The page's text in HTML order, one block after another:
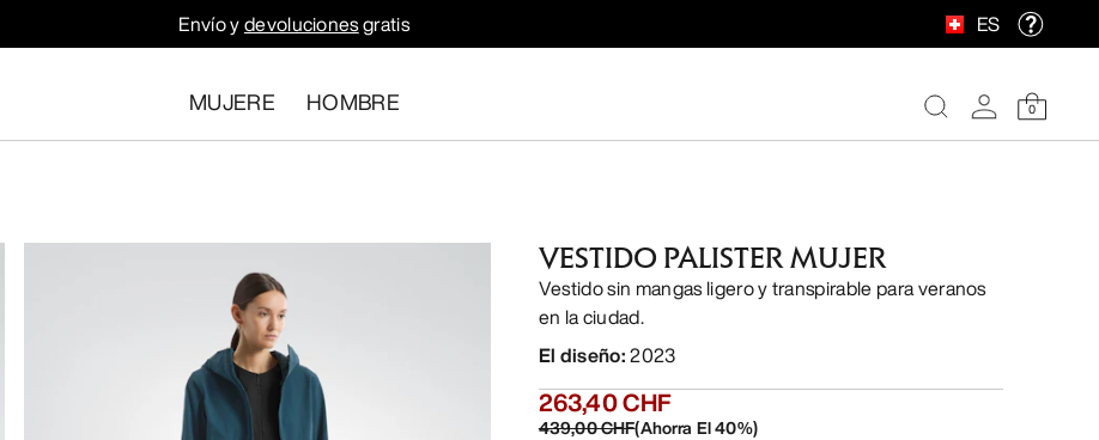
Envío ydevolucionesgratis ES
MUJERE HOMBRE 0
VESTIDO PALISTER MUJER
Vestido sin mangas ligero y transpirable para veranos
en la ciudad.
El diseño:2023
263,40 CHF
439,00 CHF(Ahorra El40%)